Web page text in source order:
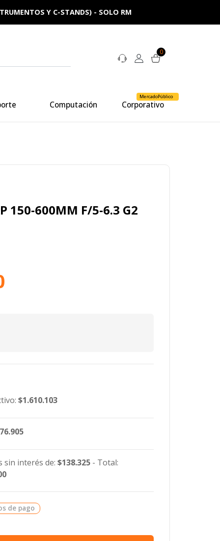
0
Computación Corporativo
MercadoPúblico
Y C-STANDS) - SOLO RM
150-600MM F/5-6.3 G2
$1.610.103
sin interés de: $138.325- Total:
de pago